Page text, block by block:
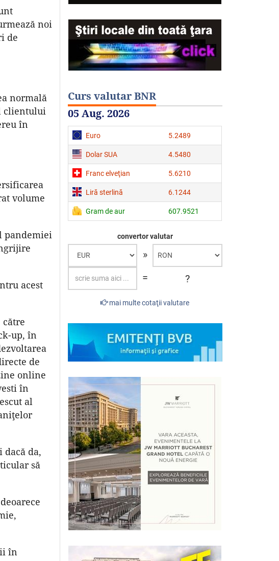
noi
de
normală
clientului
în
volume
pandemiei
acest
up, în
de
online
în
al
da,
să
în
Curs valutar BNR
05 Aug. 2026
Euro 5.2489
Dolar SUA 4.5480
Franc elveţian 5.6210
Liră sterlină 6.1244
Gram de aur 607.9521
convertor valutar
»
=
?
mai multe cotaţii valutare